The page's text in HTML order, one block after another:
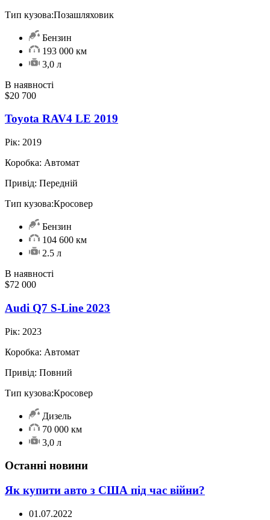
Тип кузова:Позашляховик
Бензин
193 000 км
3,0 л
В наявності
$20 700
Toyota RAV4 LE 2019
Рік: 2019
Коробка: Автомат
Привід: Передній
Тип кузова:Кросовер
Бензин
104 600 км
2.5 л
В наявності
$72 000
Audi Q7 S-Line 2023
Рік: 2023
Коробка: Автомат
Привід: Повний
Тип кузова:Кросовер
Дизель
70 000 км
3,0 л
Останні новини
Як купити авто з США під час війни?
01.07.2022